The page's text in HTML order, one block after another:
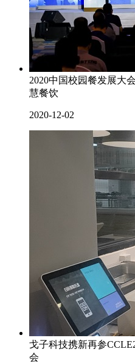
2020中国校园餐发展大
慧餐饮
2020-12-02
戈子科技携新再参
会